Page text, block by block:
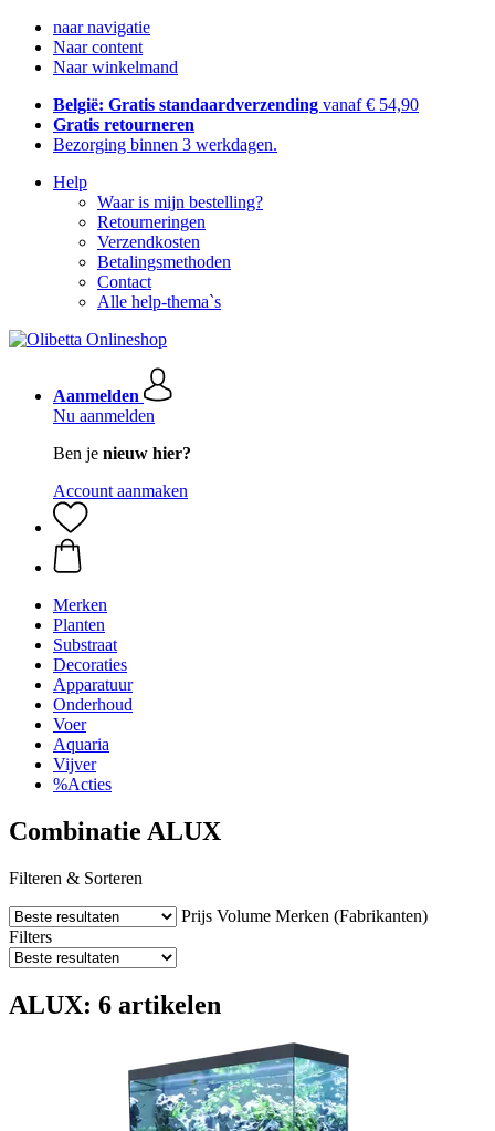
naar navigatie
Naar content
Naar winkelmand
België: Gratis standaardverzending vanaf € 54,90
Gratis retourneren
Bezorging binnen 3 werkdagen.
Help
Waar is mijn bestelling?
Retourneringen
Verzendkosten
Betalingsmethoden
Contact
Alle help-thema`s
Aanmelden
Nu aanmelden
Ben je nieuw hier?
Account aanmaken
Merken
Planten
Substraat
Decoraties
Apparatuur
Onderhoud
Voer
Aquaria
Vijver
%Acties
Combinatie ALUX
Filteren & Sorteren
Prijs Volume Merken (Fabrikanten)
Filters
ALUX: 6 artikelen